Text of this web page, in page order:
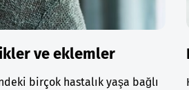
ve eklemler
birçok hastalık yaşa bağlı